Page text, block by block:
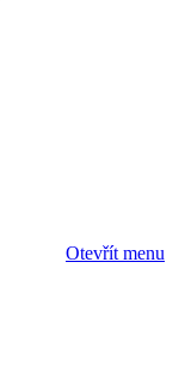
Otevřít menu